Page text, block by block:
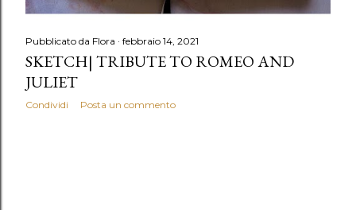
Pubblicato da Flora febbraio 14, 2021
SKETCH| TRIBUTE TO ROMEO AND
JULIET
Condividi Posta un commento